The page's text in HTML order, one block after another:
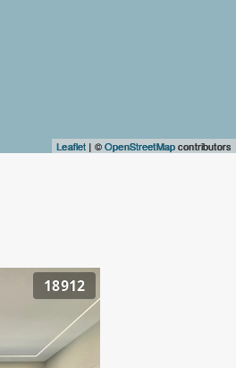
Leaflet | ©OpenStreetMapcontributors
18912